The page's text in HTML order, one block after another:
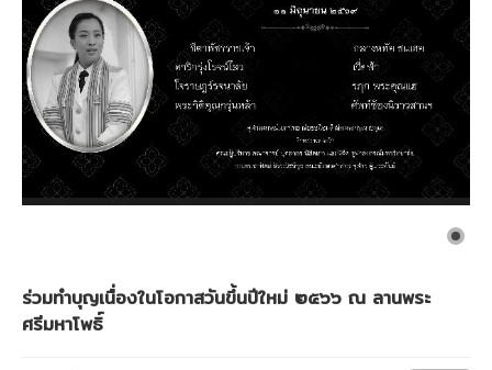
บุคลากร
สถานีวิจัยฯ เกาะสีชัง
ศูนย์ฝึกอบรมและสัมมนา
ชลทัศนสถาน
ข่าวกิจกรรม
งานวิจัยขั้วโลก
ติดต่อสถาบัน
ร่วมทำบุญเนื่องในโอกาสวันขึ้นปีใหม่ ๒๕๖๖ ณ ลานพระ
ศรีมหาโพธิ์